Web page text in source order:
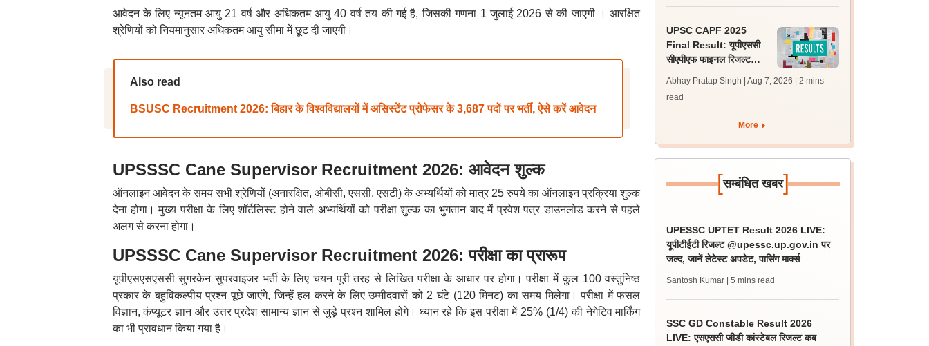
आवेदन के लिए न्यूनतम आयु 21 वर्ष और अधिकतम आयु 40 वर्ष तय की गई है, जिसकी गणना 1 जुलाई 2026 से की जाएगी । आरक्षित
श्रेणियों को नियमानुसार अधिकतम आयु सीमा में छूट दी जाएगी।
Also read
BSUSC Recruitment 2026: बिहार के विश्वविद्यालयों में असिस्टेंट प्रोफेसर के 3,687 पदों पर भर्ती, ऐसे करें आवेदन
UPSSSC Cane Supervisor Recruitment 2026: आवेदन शुल्क
ऑनलाइन आवेदन के समय सभी श्रेणियों (अनारक्षित, ओबीसी, एससी, एसटी) के अभ्यर्थियों को मात्र 25 रुपये का ऑनलाइन प्रक्रिया शुल्क
देना होगा। मुख्य परीक्षा के लिए शॉर्टलिस्ट होने वाले अभ्यर्थियों को परीक्षा शुल्क का भुगतान बाद में प्रवेश पत्र डाउनलोड करने से पहले
अलग से करना होगा।
UPSSSC Cane Supervisor Recruitment 2026: परीक्षा का प्रारूप
यूपीएसएसएससी सुगरकेन सुपरवाइजर भर्ती के लिए चयन पूरी तरह से लिखित परीक्षा के आधार पर होगा। परीक्षा में कुल 100 वस्तुनिष्ठ
प्रकार के बहुविकल्पीय प्रश्न पूछे जाएंगे, जिन्हें हल करने के लिए उम्मीदवारों को 2 घंटे (120 मिनट) का समय मिलेगा। परीक्षा में फसल
विज्ञान, कंप्यूटर ज्ञान और उत्तर प्रदेश सामान्य ज्ञान से जुड़े प्रश्न शामिल होंगे। ध्यान रहे कि इस परीक्षा में 25% (1/4) की नेगेटिव मार्किंग
का भी प्रावधान किया गया है।
UPSC CAPF 2025
Final Result: यूपीएससी
सीएपीएफ फाइनल रिजल्ट
350 अभ्यर्थी चयनित
Abhay Pratap Singh | Aug 7, 2026
| 2 mins
read
More
[सम्बंधित खबर]
UPESSC UPTET Result 2026 LIVE:
यूपीटीईटी रिजल्ट @upessc.up.gov.in पर
जल्द, जानें लेटेस्ट अपडेट, पासिंग मार्क्स
Santosh Kumar | 5 mins read
SSC GD Constable Result 2026
LIVE: एसएससी जीडी कांस्टेबल रिजल्ट कब